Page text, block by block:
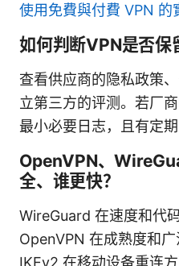
使用免費與付費 VPN 的
如何判断VPN是否保
查看供应商的隐私政策
立第三方的评测。若厂
最小必要日志，且有定
OpenVPN、
全、谁更快？
WireGuard 在速度和代
OpenVPN 在成熟度和广
IKEv2 在移动设备重连